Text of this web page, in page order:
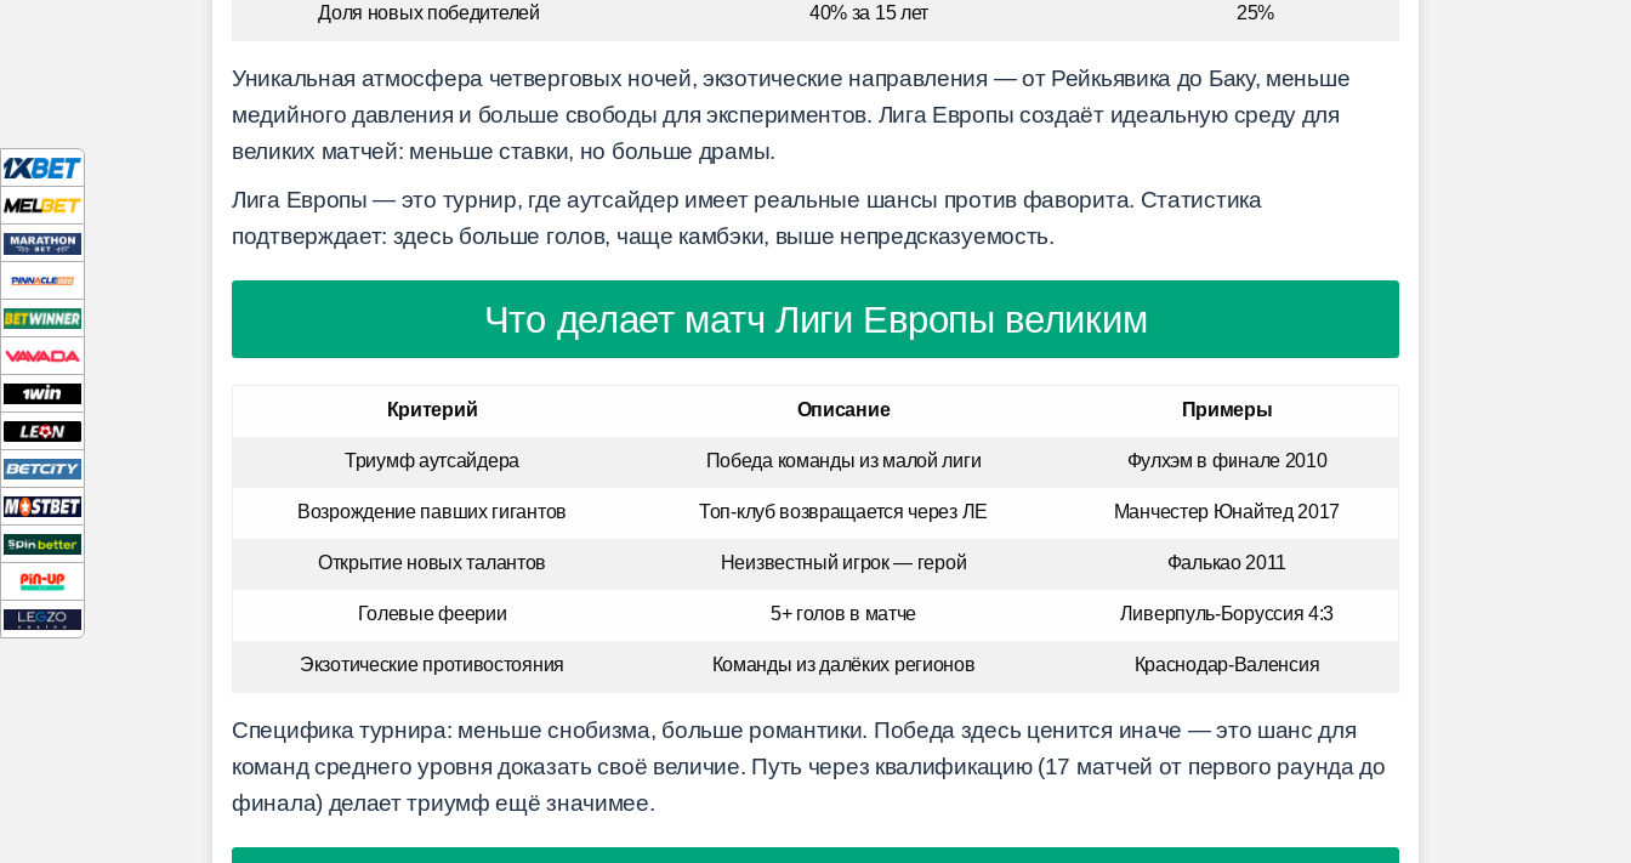
Доля новых победителей 40% за 15 лет 25%
Уникальная атмосфера четверговых ночей, экзотические направления — от Рейкьявика до Баку, меньше
медийного давления и больше свободы для экспериментов. Лига Европы создаёт идеальную среду для
великих матчей: меньше ставки, но больше драмы.
Лига Европы — это турнир, где аутсайдер имеет реальные шансы против фаворита. Статистика
подтверждает: здесь больше голов, чаще камбэки, выше непредсказуемость.
Что делает матч Лиги Европы великим
Критерий Описание Примеры
Триумф аутсайдера Победа команды из малой лиги Фулхэм в финале 2010
Возрождение павших гигантов Топ-клуб возвращается через ЛЕ Манчестер Юнайтед 2017
Открытие новых талантов Неизвестный игрок — герой Фалькао 2011
Голевые феерии 5+ голов в матче Ливерпуль-Боруссия 4:3
Экзотические противостояния Команды из далёких регионов Краснодар-Валенсия
Специфика турнира: меньше снобизма, больше романтики. Победа здесь ценится иначе — это шанс для
команд среднего уровня доказать своё величие. Путь через квалификацию (17 матчей от первого раунда до
финала) делает триумф ещё значимее.